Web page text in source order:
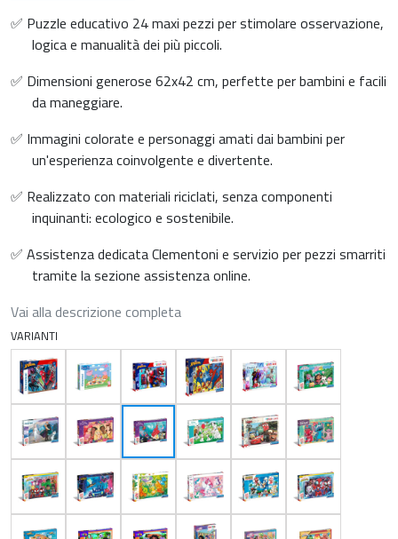
✅ Puzzle educativo 24 maxi pezzi per stimolare osservazione,
logica e manualità dei più piccoli.
✅ Dimensioni generose 62x42 cm, perfette per bambini e facili
da maneggiare.
✅ Immagini colorate e personaggi amati dai bambini per
un'esperienza coinvolgente e divertente.
✅ Realizzato con materiali riciclati, senza componenti
inquinanti: ecologico e sostenibile.
✅ Assistenza dedicata Clementoni e servizio per pezzi smarriti
tramite la sezione assistenza online.
Vai alla descrizione completa
VARIANTI